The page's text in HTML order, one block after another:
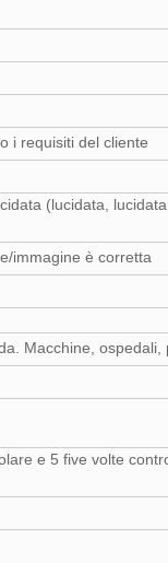
i requisiti del cliente
(lucidata,
immagine è corretta
Macchine, ospedali,
e 5 five volte